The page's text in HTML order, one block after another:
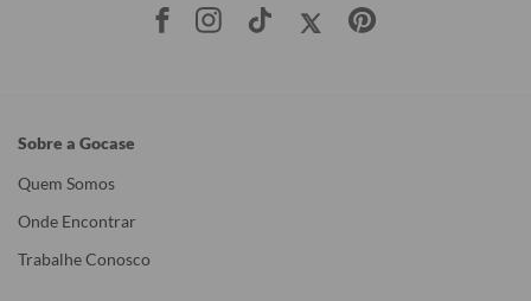
Sobre a Gocase
Quem Somos
Onde Encontrar
Trabalhe Conosco